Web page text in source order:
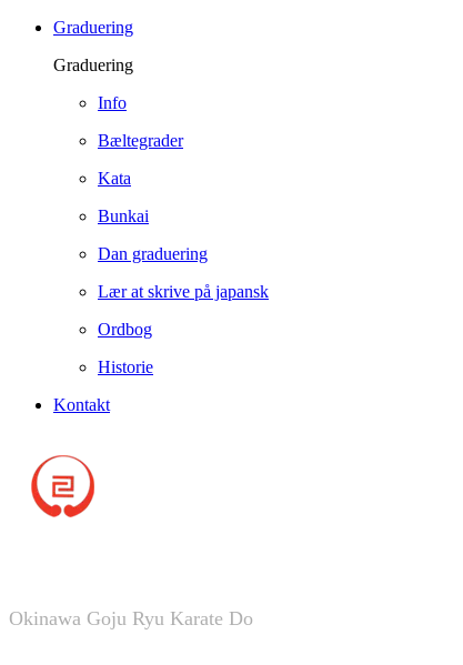
Graduering
Graduering
Info
Bæltegrader
Kata
Bunkai
Dan graduering
Lær at skrive på japansk
Ordbog
Historie
Kontakt
Okinawa Goju Ryu Karate Do